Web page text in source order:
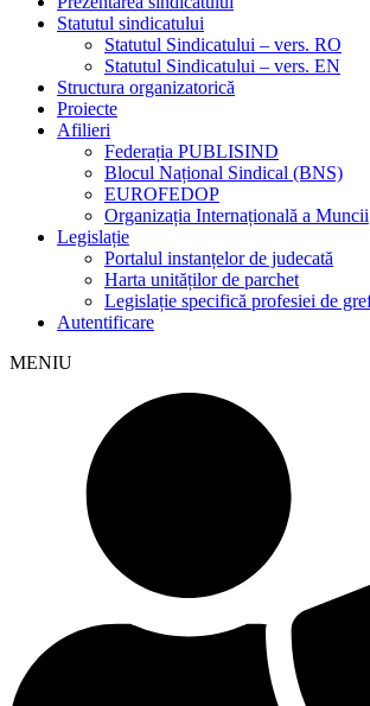
Statutul sindicatului
Statutul Sindicatului – vers. RO
Statutul Sindicatului – vers. EN
Structura organizatorică
Proiecte
Afilieri
Federația PUBLISIND
Blocul Național Sindical (BNS)
EUROFEDOP
Organizația Internațională a Muncii
Legislație
Portalul instanțelor de judecată
Harta unităților de parchet
Legislație specifică profesiei de
Autentificare
MENIU